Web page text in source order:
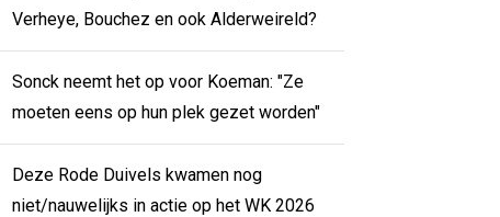
Verheye, Bouchez en ook Alderweireld?
Sonck neemt het op voor Koeman: "Ze
moeten eens op hun plek gezet worden"
Deze Rode Duivels kwamen nog
niet/nauwelijks in actie op het WK 2026